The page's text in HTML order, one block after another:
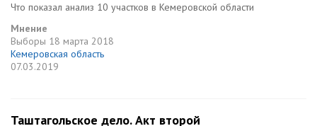
Что показал анализ 10 участков в Кемеровской области
Мнение
Выборы 18 марта 2018
Кемеровская область
07.03.2019
Таштагольское дело. Акт второй